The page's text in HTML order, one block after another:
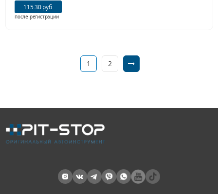
115.30 руб.
после регистрации
1 2